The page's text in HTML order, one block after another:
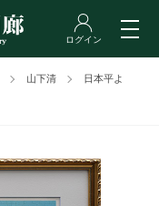
山下清 日本平よ